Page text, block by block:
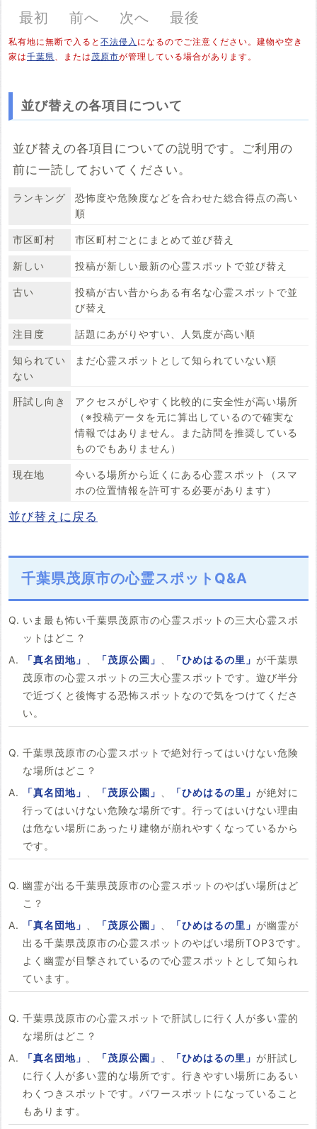
最初
前へ 次へ 最後
私有地に無断で入ると 不法侵入 になるのでご注意ください。建物や空き
家は千葉県、または 茂原市が管理している場合があります。
並び替えの各項目について
並び替えの各項目についての説明です。ご利用の
前に一読しておいてください。
ランキング
恐怖度や危険度などを合わせた総合得点の高い
順
市区町村 市区町村ごとにまとめて並び替え
新しい 投稿が新しい最新の心霊スポットで並び替え
古い
投稿が古い昔からある有名な心霊スポットで並
び替え
注目度 話題にあがりやすい、人気度が高い順
知られてい
ない
まだ心霊スポットとして知られていない順
肝試し向き
アクセスがしやすく比較的に安全性が高い場所
（※投稿データを元に算出しているので確実な
情報ではありません。また訪問を推奨している
ものでもありません）
現在地
今いる場所から近くにある心霊スポット（スマ
ホの位置情報を許可する必要があります）
並び替えに戻る
千葉県茂原市の心霊スポットQ&A
いま最も怖い千葉県茂原市の心霊スポットの三大心霊スポ
ットはどこ？
「真名団地」
「茂原公園」 「ひめはるの里」 が千葉県
茂原市の心霊スポットの三大心霊スポットです。遊び半分
で近づくと後悔する恐怖スポットなので気をつけてくださ
い。
千葉県茂原市の心霊スポットで絶対行ってはいけない危険
な場所はどこ？
「真名団地」
「茂原公園」 「ひめはるの里」 が絶対に
行ってはいけない危険な場所です。行ってはいけない理由
は危ない場所にあったり建物が崩れやすくなっているから
です。
幽霊が出る千葉県茂原市の心霊スポットのやばい場所はど
こ？
「真名団地」
「茂原公園」 「ひめはるの里」 が幽霊が
出る千葉県茂原市の心霊スポットのやばい場所TOP3です。
よく幽霊が目撃されているので心霊スポットとして知られ
ています。
千葉県茂原市の心霊スポットで肝試しに行く人が多い霊的
な場所はどこ？
「真名団地」
「茂原公園」 「ひめはるの里」 が肝試し
に行く人が多い霊的な場所です。行きやすい場所にあるい
わくつきスポットです。パワースポットになっていること
もあります。